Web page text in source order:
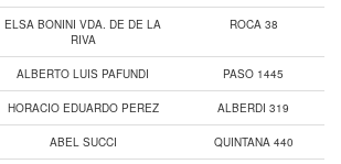
ELSA BONINI VDA. DE DE LA
RIVA
ROCA 38
ALBERTO LUIS PAFUNDI PASO 1445
HORACIO EDUARDO PEREZ ALBERDI 319
ABEL SUCCI QUINTANA 440